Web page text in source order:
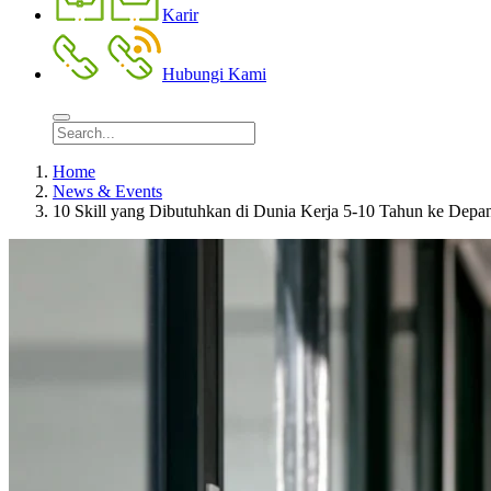
Karir
Hubungi Kami
Home
News & Events
10 Skill yang Dibutuhkan di Dunia Kerja 5-10 Tahun ke